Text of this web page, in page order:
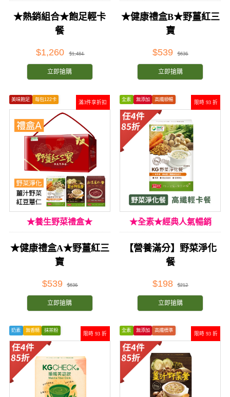
★熱銷組合★飽足輕卡
餐
$1,260 $1,484
立即搶購
★健康禮盒B★野薑紅三
寶
$539 $636
立即搶購
滿3件享折扣
美味飽足 每包122卡
★養生野菜禮盒★
★健康禮盒A★野薑紅三
寶
$539 $636
立即搶購
限時 93 折
全素 無添加 高纖順暢
★全素★經典人氣暢銷
【營養滿分】野菜淨化
餐
$198 $212
立即搶購
限時 93 折
奶素 無香精 抹茶粉
限時 93 折
全素 無添加 高纖標準